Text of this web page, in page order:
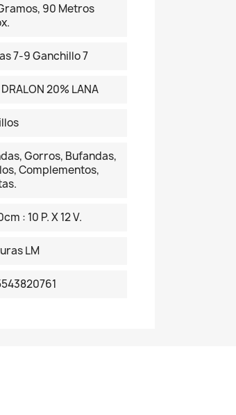
90 Metros
7-9 Ganchillo 7
20% LANA
Gorros, Bufandas,
Complementos,
: 10 P. X 12 V.
LM